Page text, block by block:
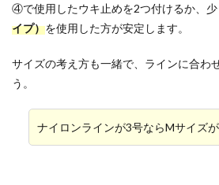
④で使用したウキ止めを2つ付けるか、少
イプ）を使用した方が安定します。
サイズの考え方も一緒で、ラインに合わ
う。
ナイロンラインが3号ならMサイズが